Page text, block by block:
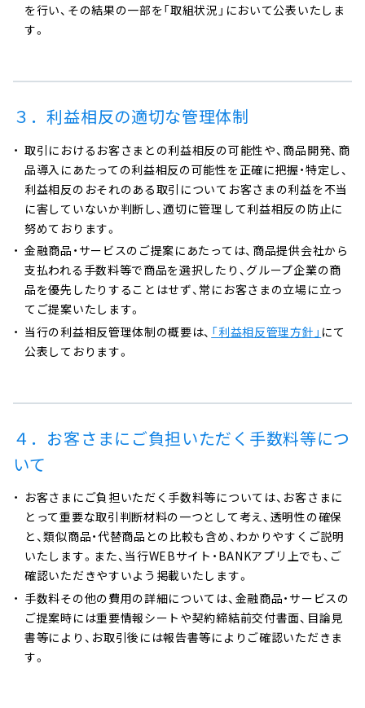
を行い、その結果の一部を「取組状況」において公表いたしま
す。
３．利益相反の適切な管理体制
取引におけるお客さまとの利益相反の可能性や、商品開発、商
品導入にあたっての利益相反の可能性を正確に把握・特定し、
利益相反のおそれのある取引についてお客さまの利益を不当
に害していないか判断し、適切に管理して利益相反の防止に
努めております。
金融商品・サービスのご提案にあたっては、商品提供会社から
支払われる手数料等で商品を選択したり、グループ企業の商
品を優先したりすることはせず、常にお客さまの立場に立っ
てご提案いたします。
当行の利益相反管理体制の概要は、 「利益相反管理方針」 にて
公表しております。
４．お客さまにご負担いただく手数料等につ
いて
お客さまにご負担いただく手数料等については、お客さまに
とって重要な取引判断材料の一つとして考え、透明性の確保
と、類似商品・代替商品との比較も含め、わかりやすくご説明
いたします。また、当行WEBサイト・BANKアプリ上でも、ご
確認いただきやすいよう掲載いたします。
手数料その他の費用の詳細については、金融商品・サービスの
ご提案時には重要情報シートや契約締結前交付書面、目論見
書等により、お取引後には報告書等によりご確認いただきま
す。